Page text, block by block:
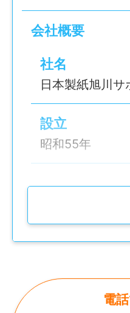
て使われています
【未経験でも安心
・最長6ヶ月～1
・教育担当がつ
・まずは安全ル
・ほとんどの社
旭川市内の高校
選考は「面接1
会社概要
社名
日本製紙旭川
設立
昭和55年
代表者
資本金
電